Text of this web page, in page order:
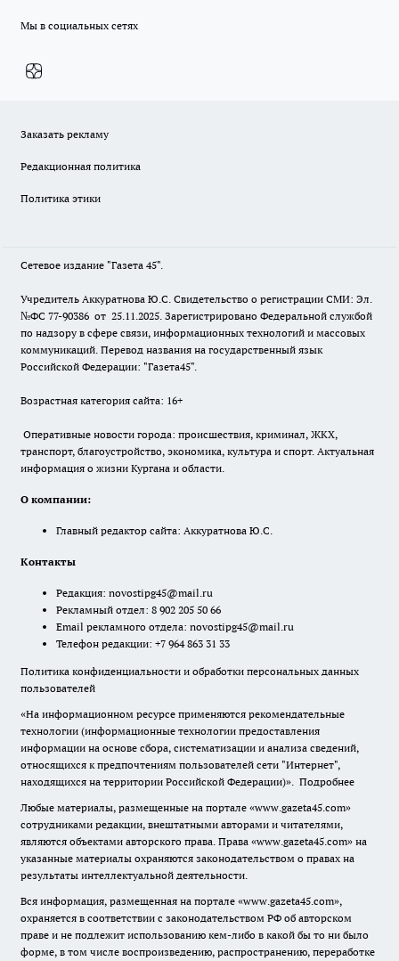
Мы в социальных сетях
Заказать рекламу
Редакционная политика
Политика этики
Сетевое издание "Газета 45".
Учредитель Аккуратнова Ю.С. Свидетельство о регистрации СМИ: Эл.
№ФС 77-90386 от 25.11.2025. Зарегистрировано Федеральной службой
по надзору в сфере связи, информационных технологий и массовых
коммуникаций. Перевод названия на государственный язык
Российской Федерации: "Газета45".
Возрастная категория сайта: 16+
Оперативные новости города: происшествия, криминал, ЖКХ,
транспорт, благоустройство, экономика, культура и спорт. Актуальная
информация о жизни Кургана и области.
О компании:
Главный редактор сайта: Аккуратнова Ю.С.
Контакты
Редакция: novostipg45@mail.ru
Рекламный отдел: 8 902 205 50 66
Email рекламного отдела: novostipg45@mail.ru
Телефон редакции: +7 964 863 31 33
Политика конфиденциальности и обработки персональных данных
пользователей
«На информационном ресурсе применяются рекомендательные
технологии (информационные технологии предоставления
информации на основе сбора, систематизации и анализа сведений,
относящихся к предпочтениям пользователей сети "Интернет",
находящихся на территории Российской Федерации)». Подробнее
Любые материалы, размещенные на портале «www.gazeta45.com»
сотрудниками редакции, внештатными авторами и читателями,
являются объектами авторского права. Права «www.gazeta45.com» на
указанные материалы охраняются законодательством о правах на
результаты интеллектуальной деятельности.
Вся информация, размещенная на портале «www.gazeta45.com»,
охраняется в соответствии с законодательством РФ об авторском
праве и не подлежит использованию кем-либо в какой бы то ни было
форме, в том числе воспроизведению, распространению, переработке